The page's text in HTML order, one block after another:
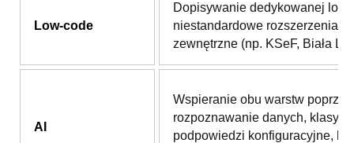
Low-code
Dopisywanie dedykowanej
niestandardowe rozszerzenia i
zewnętrzne (np. KSeF, Biała
AI
Wspieranie obu warstw
rozpoznawanie danych,
podpowiedzi konfiguracyjne,